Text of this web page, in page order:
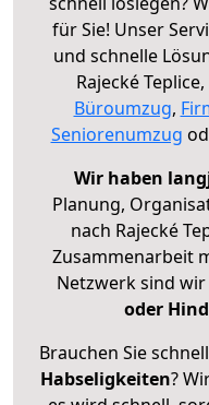
für Sie! Unser
und schnelle
Rajecké
Büroumzug,
Seniorenumzug
Wir haben
Planung,
nach Rajecké
Zusammenarbeit
Netzwerk sind wir
oder
Brauchen Sie
Habseligkeiten?